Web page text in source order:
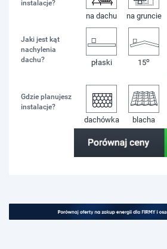
instalacje?
na dachu na gruncie
Jaki jest kąt
nachylenia
dachu?
płaski 15o
Gdzie planujesz
instalacje?
dachówka blacha